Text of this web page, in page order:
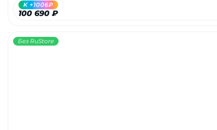
100 690 ₽
K +1006₽
Без RuStore